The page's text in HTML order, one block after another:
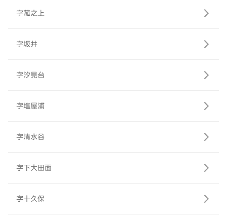
字菰之上
字坂井
字汐見台
字塩屋浦
字清水谷
字下大田面
字十久保